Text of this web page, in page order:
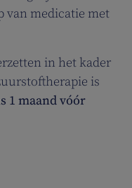
van medicatie met
in het kader
is
1 maand vóór